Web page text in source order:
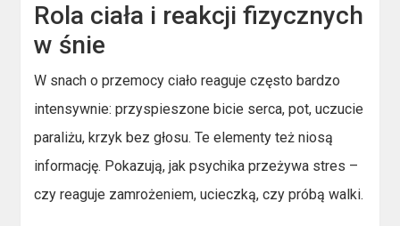
Rola ciała i reakcji fizycznych
w śnie
W snach o przemocy ciało reaguje często bardzo
intensywnie: przyspieszone bicie serca, pot, uczucie
paraliżu, krzyk bez głosu. Te elementy też niosą
informację. Pokazują, jak psychika przeżywa stres –
czy reaguje zamrożeniem, ucieczką, czy próbą walki.